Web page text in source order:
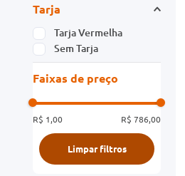
Tarja
Tarja Vermelha
Sem Tarja
Faixas de preço
R$ 1,00 R$ 786,00